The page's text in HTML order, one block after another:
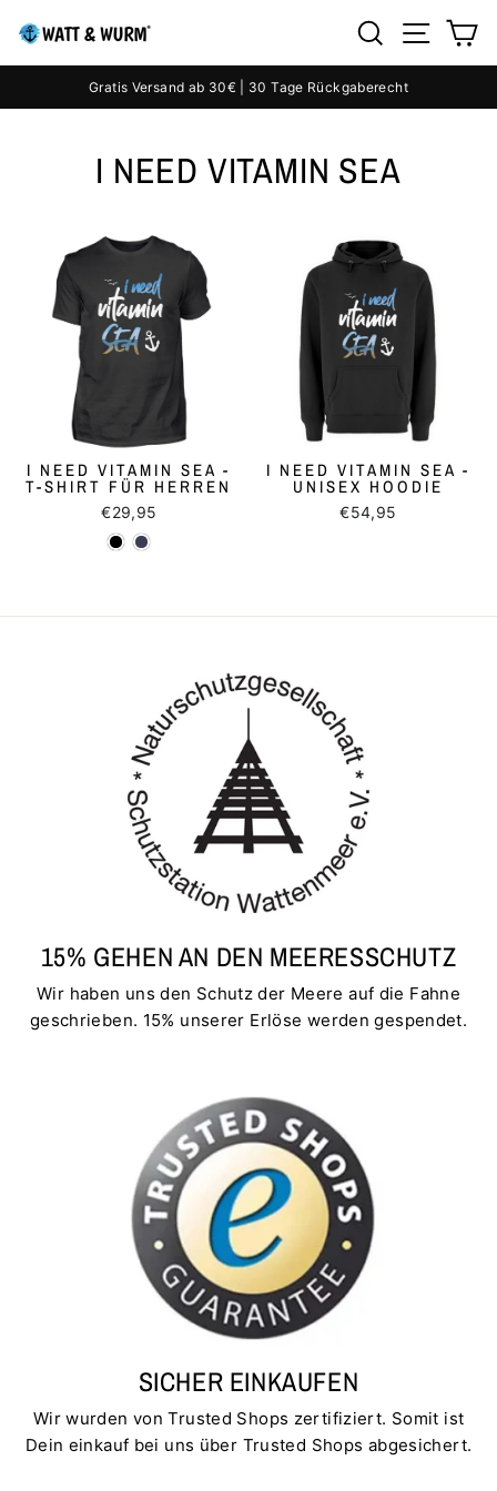
zum
Inhalt
SUCHE
Gratis Versand ab 30€ | 30 Tage Rückgaberecht
I NEED VITAMIN SEA
I NEED VITAMIN SEA -
T-SHIRT FÜR HERREN
€29,95
I NEED VITAMIN SEA -
UNISEX HOODIE
€54,95
15% GEHEN AN DEN MEERESSCHUTZ
Wir haben uns den Schutz der Meere auf die Fahne
geschrieben. 15% unserer Erlöse werden gespendet.
SICHER EINKAUFEN
Wir wurden von Trusted Shops zertifiziert. Somit ist
Dein einkauf bei uns über Trusted Shops abgesichert.